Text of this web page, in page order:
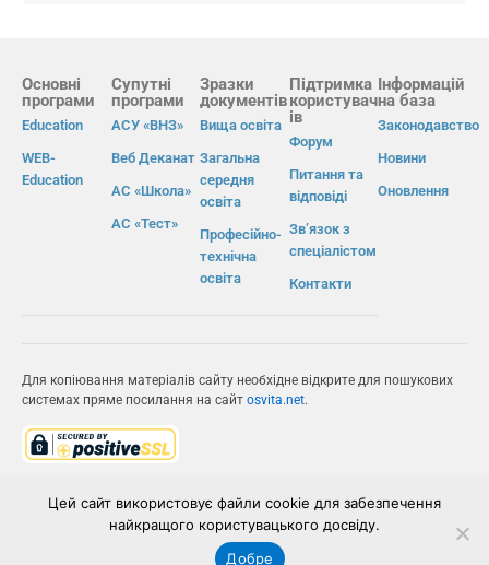
Основні
програми
Education
WEB-
Education
Супутні
програми
АСУ «ВНЗ»
Веб Деканат
АС «Школа»
АС «Тест»
Зразки
документів
Вища освіта
Загальна
середня
освіта
Професійно-
технічна
освіта
Підтримка
користувач
ів
Форум
Питання та
відповіді
Зв’язок з
спеціалістом
Контакти
Інформацій
на база
Законодавство
Новини
Оновлення
Для копіювання матеріалів сайту необхідне відкрите для пошукових
системах пряме посилання на сайт osvita.net.
ІВС «ОСВІТА»
Цей сайт використовує файли cookie для забезпечення
найкращого користувацького досвіду.
Добре